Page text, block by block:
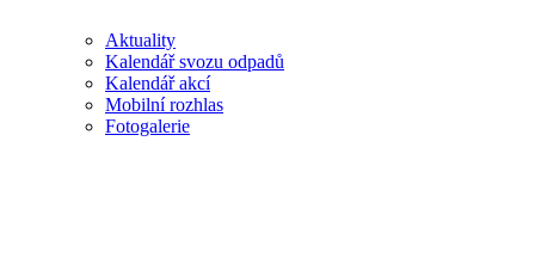
Aktuality
Kalendář svozu odpadů
Kalendář akcí
Mobilní rozhlas
Fotogalerie